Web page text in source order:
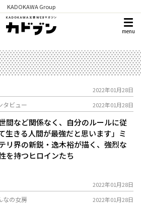
KADOKAWA Group
menu
2022年01月28日
タビュー 2022年01月28日
世間など関係なく、自分のルールに従
生きる人間が最強だと思います」ミ
リ界の新鋭・逸木裕が描く、強烈な
を持つヒロインたち
2022年01月28日
なの女房 2022年01月28日